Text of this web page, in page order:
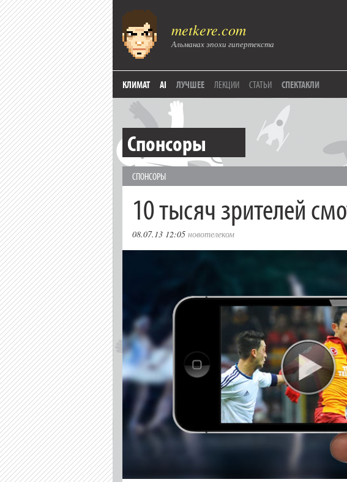
metkere.com
Альманах эпохи гипертекста
КЛИМАТ AI ЛУЧШЕЕ ЛЕКЦИИ СТАТЬИ СПЕКТАКЛИ
Спонсоры
СПОНСОРЫ
10 тысяч зрителей
08.07.13 12:05 новотелеком